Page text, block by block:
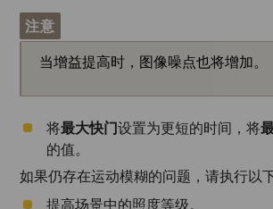
注意
当增益提高时，图像噪点也将增加。
将最大快门设置为更短的时间，将
的值。
如果仍存在运动模糊的问题，请执行以
提高场景中的照度等级。